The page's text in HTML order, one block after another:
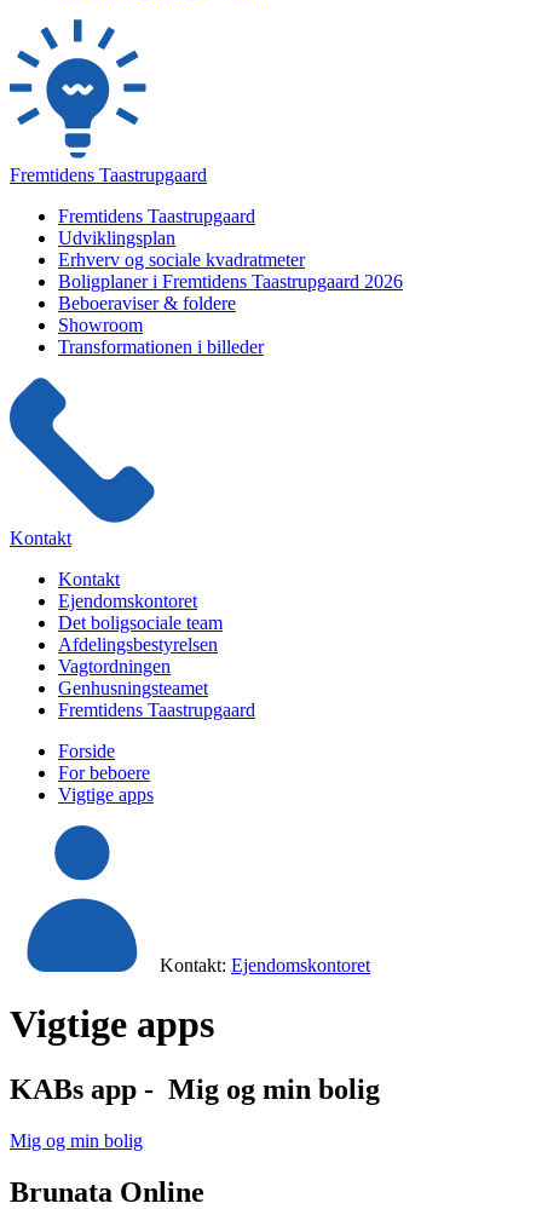
Fremtidens Taastrupgaard
Fremtidens Taastrupgaard
Udviklingsplan
Erhverv og sociale kvadratmeter
Boligplaner i Fremtidens Taastrupgaard 2026
Beboeraviser & foldere
Showroom
Transformationen i billeder
Kontakt
Kontakt
Ejendomskontoret
Det boligsociale team
Afdelingsbestyrelsen
Vagtordningen
Genhusningsteamet
Fremtidens Taastrupgaard
Forside
For beboere
Vigtige apps
Kontakt: Ejendomskontoret
Vigtige apps
KABs app - Mig og min bolig
Mig og min bolig
Brunata Online